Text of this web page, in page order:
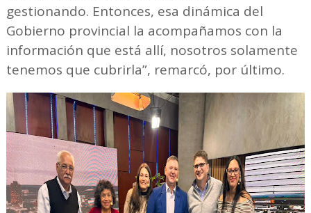
gestionando. Entonces, esa dinámica del
Gobierno provincial la acompañamos con la
información que está allí, nosotros solamente
tenemos que cubrirla”, remarcó, por último.